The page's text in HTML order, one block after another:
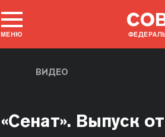
МЕНЮ
ВИДЕО
«Сенат». Выпуск